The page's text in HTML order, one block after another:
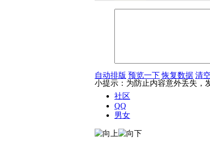
自动排版 预览一下 恢复数据 清
小提示：为防止内容意外丢失，
社区
QQ
男女